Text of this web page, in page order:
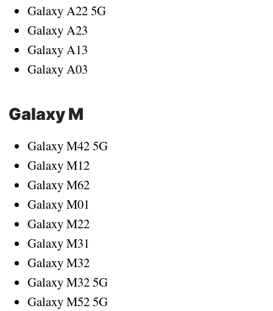
Galaxy A22 5G
Galaxy A23
Galaxy A13
Galaxy A03
Galaxy M
Galaxy M42 5G
Galaxy M12
Galaxy M62
Galaxy M01
Galaxy M22
Galaxy M31
Galaxy M32
Galaxy M32 5G
Galaxy M52 5G